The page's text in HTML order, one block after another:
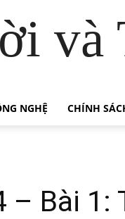
và
NGHỆ CHÍNH
Bài 1: